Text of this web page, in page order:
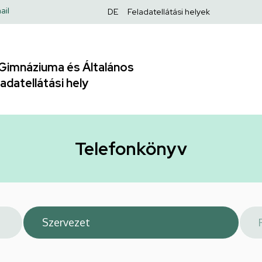
Felső
DE Feladatellátási helyek
és Általános
hely
Telefonkönyv